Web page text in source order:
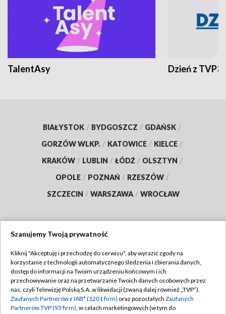
TalentAsy Dzień z TVP3
BIAŁYSTOK / BYDGOSZCZ / GDAŃSK /
GORZÓW WLKP. / KATOWICE / KIELCE /
KRAKÓW / LUBLIN / ŁÓDŹ / OLSZTYN /
OPOLE / POZNAŃ / RZESZÓW /
SZCZECIN / WARSZAWA / WROCŁAW
TVP
Abonament TVP
Emisja w TVP
Regulamin TVP
Polityka prywatności
Szanujemy Twoją prywatność
Kliknij "Akceptuję i przechodzę do serwisu", aby wyrazić zgody na
korzystanie z technologii automatycznego śledzenia i zbierania danych,
dostęp do informacji na Twoim urządzeniu końcowym i ich
przechowywanie oraz na przetwarzanie Twoich danych osobowych przez
nas, czyli Telewizję Polską S.A. w likwidacji (zwaną dalej również „TVP”),
Zaufanych Partnerów z IAB* (1201 firm) oraz pozostałych Zaufanych
Partnerów TVP (93 firm), w celach marketingowych (w tym do